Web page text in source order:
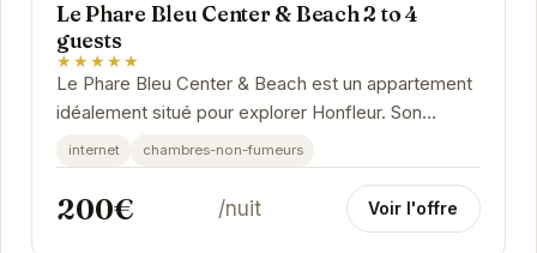
Le Phare Bleu Center & Beach 2 to 4
guests
★★★★★
Le Phare Bleu Center & Beach est un appartement
idéalement situé pour explorer Honfleur. Son
emplacement privilégié permet un accès facile
aux...
internet chambres-non-fumeurs
200€ /nuit Voir l'offre